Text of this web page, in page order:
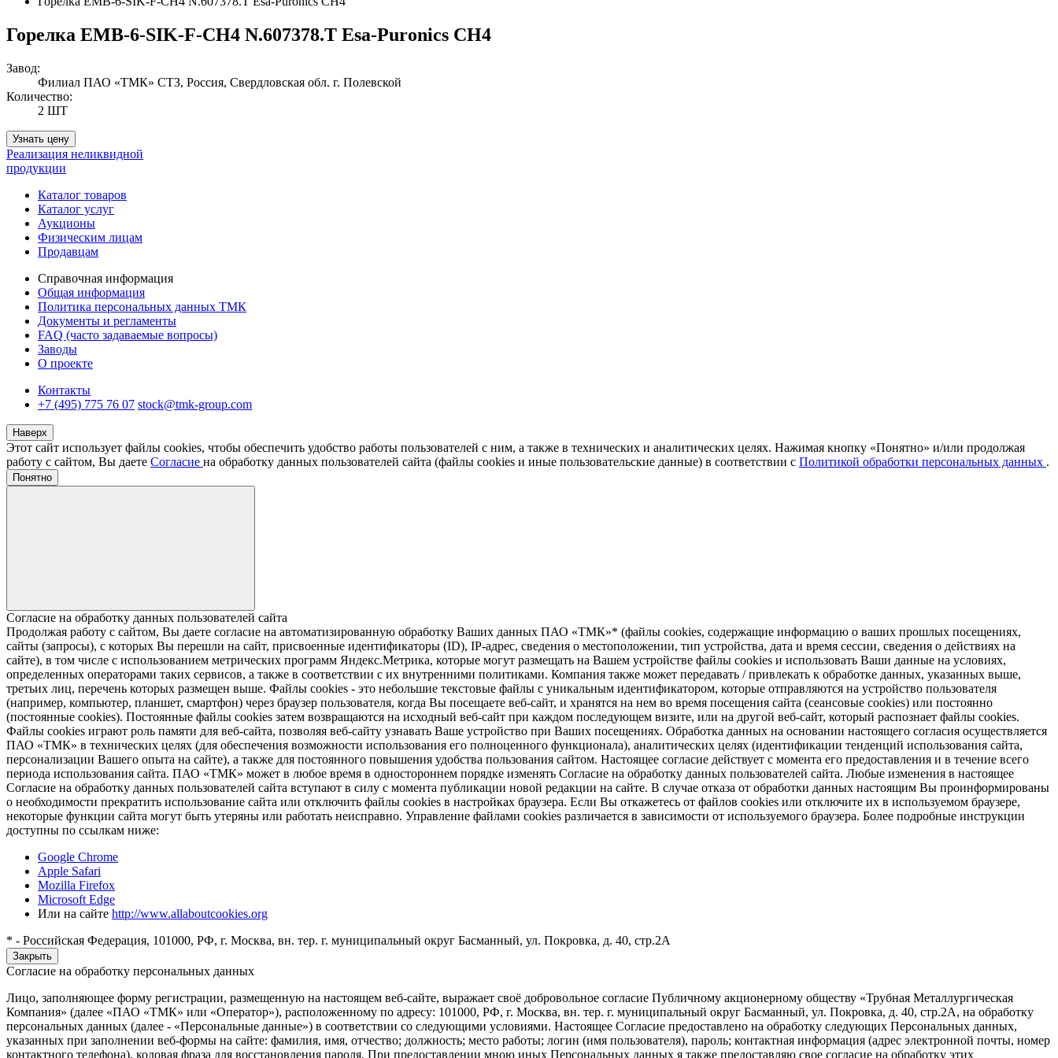
Горелка EMB-6-SIK-F-CH4 N.607378.T Esa-Puronics CH4
Завод:
Филиал ПАО «ТМК» СТЗ, Россия, Свердловская обл. г. Полевской
Количество:
2 ШТ
Узнать цену
Реализация неликвидной
продукции
Каталог товаров
Каталог услуг
Аукционы
Физическим лицам
Продавцам
Справочная информация
Общая информация
Политика персональных данных ТМК
Документы и регламенты
FAQ (часто задаваемые вопросы)
Заводы
О проекте
Контакты
+7 (495) 775 76 07 stock@tmk-group.com
Наверх
Этот сайт использует файлы cookies, чтобы обеспечить удобство работы пользователей с ним, а также в технических и аналитических целях. Нажимая кнопку «Понятно» и/или продолжая
работу с сайтом, Вы даете Согласие на обработку данных пользователей сайта (файлы cookies и иные пользовательские данные) в соответствии с Политикой обработки персональных данных .
Понятно
Согласие на обработку данных пользователей сайта
Продолжая работу с сайтом, Вы даете согласие на автоматизированную обработку Ваших данных ПАО «ТМК»* (файлы cookies, содержащие информацию о ваших прошлых посещениях,
сайты (запросы), с которых Вы перешли на сайт, присвоенные идентификаторы (ID), IP-адрес, сведения о местоположении, тип устройства, дата и время сессии, сведения о действиях на
сайте), в том числе с использованием метрических программ Яндекс.Метрика, которые могут размещать на Вашем устройстве файлы cookies и использовать Ваши данные на условиях,
определенных операторами таких сервисов, а также в соответствии с их внутренними политиками. Компания также может передавать / привлекать к обработке данных, указанных выше,
третьих лиц, перечень которых размещен выше. Файлы cookies - это небольшие текстовые файлы с уникальным идентификатором, которые отправляются на устройство пользователя
(например, компьютер, планшет, смартфон) через браузер пользователя, когда Вы посещаете веб-сайт, и хранятся на нем во время посещения сайта (сеансовые cookies) или постоянно
(постоянные cookies). Постоянные файлы cookies затем возвращаются на исходный веб-сайт при каждом последующем визите, или на другой веб-сайт, который распознает файлы cookies.
Файлы cookies играют роль памяти для веб-сайта, позволяя веб-сайту узнавать Ваше устройство при Ваших посещениях. Обработка данных на основании настоящего согласия осуществляется
ПАО «ТМК» в технических целях (для обеспечения возможности использования его полноценного функционала), аналитических целях (идентификации тенденций использования сайта,
персонализации Вашего опыта на сайте), а также для постоянного повышения удобства пользования сайтом. Настоящее согласие действует с момента его предоставления и в течение всего
периода использования сайта. ПАО «ТМК» может в любое время в одностороннем порядке изменять Согласие на обработку данных пользователей сайта. Любые изменения в настоящее
Согласие на обработку данных пользователей сайта вступают в силу с момента публикации новой редакции на сайте. В случае отказа от обработки данных настоящим Вы проинформированы
о необходимости прекратить использование сайта или отключить файлы cookies в настройках браузера. Если Вы откажетесь от файлов cookies или отключите их в используемом браузере,
некоторые функции сайта могут быть утеряны или работать неисправно. Управление файлами cookies различается в зависимости от используемого браузера. Более подробные инструкции
доступны по ссылкам ниже:
Google Chrome
Apple Safari
Mozilla Firefox
Microsoft Edge
Или на сайте http://www.allaboutcookies.org
* - Российская Федерация, 101000, РФ, г. Москва, вн. тер. г. муниципальный округ Басманный, ул. Покровка, д. 40, стр.2А
Закрыть
Согласие на обработку персональных данных
Лицо, заполняющее форму регистрации, размещенную на настоящем веб-сайте, выражает своё добровольное согласие Публичному акционерному обществу «Трубная Металлургическая
Компания» (далее «ПАО «ТМК» или «Оператор»), расположенному по адресу: 101000, РФ, г. Москва, вн. тер. г. муниципальный округ Басманный, ул. Покровка, д. 40, стр.2А, на обработку
персональных данных (далее - «Персональные данные») в соответствии со следующими условиями. Настоящее Согласие предоставлено на обработку следующих Персональных данных,
указанных при заполнении веб-формы на сайте: фамилия, имя, отчество; должность; место работы; логин (имя пользователя), пароль; контактная информация (адрес электронной почты, номер
контактного телефона), кодовая фраза для восстановления пароля. При предоставлении мною иных Персональных данных я также предоставляю свое согласие на обработку этих